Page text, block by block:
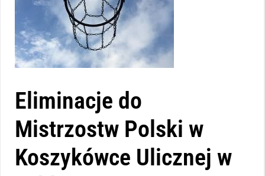
Eliminacje do
Mistrzostw Polski w
Koszykówce Ulicznej w